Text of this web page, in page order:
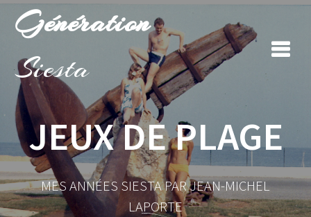
to
content
Génération
Siesta
JEUX DE PLAGE
MES ANNÉES SIESTA PAR JEAN-MICHEL
LAPORTE